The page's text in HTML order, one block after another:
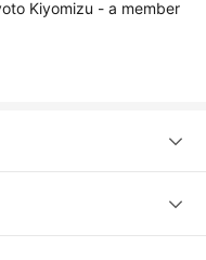
Kiyomizu - a member